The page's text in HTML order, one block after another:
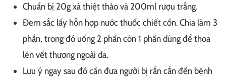
Chuẩn bị 20g xà thiệt thảo và 200ml rượu trắng.
Đem sắc lấy hỗn hợp nước thuốc chiết cồn. Chia làm 3
phần, trong đó uống 2 phần còn 1 phần dùng để thoa
lên vết thương ngoài da.
Lưu ý ngay sau đó cần đưa người bị rắn cắn đến bệnh